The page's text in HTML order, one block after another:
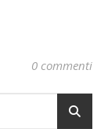
0 commenti